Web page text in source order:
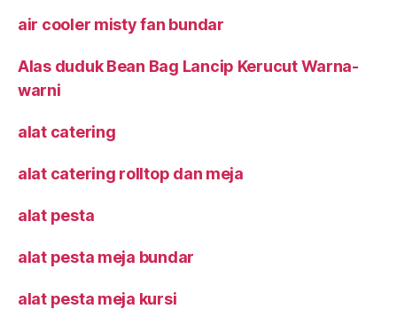
air cooler misty fan bundar
Alas duduk Bean Bag Lancip Kerucut Warna-
warni
alat catering
alat catering rolltop dan meja
alat pesta
alat pesta meja bundar
alat pesta meja kursi